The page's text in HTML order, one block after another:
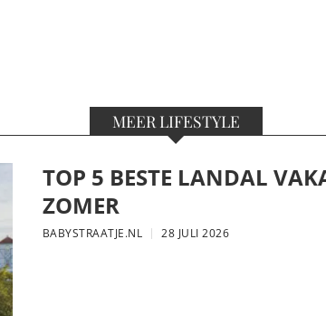
MEER LIFESTYLE
TOP 5 BESTE LANDAL
ZOMER
BABYSTRAATJE.NL 28 JULI 2026